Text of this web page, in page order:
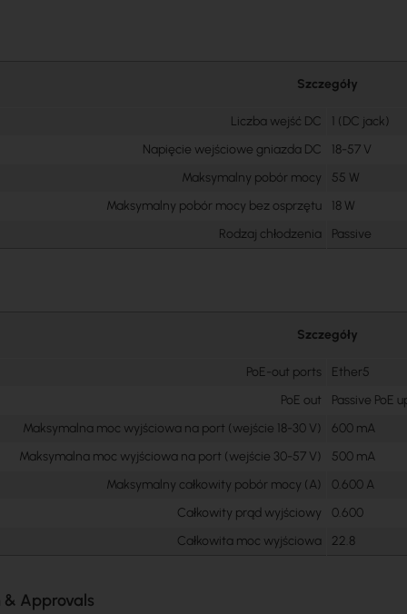
Szczegóły
Liczba wejść DC
1 (DC jack)
Napięcie wejściowe gniazda DC
18-57 V
Maksymalny pobór mocy
55 W
Maksymalny pobór mocy bez osprzętu
18 W
Rodzaj chłodzenia
Passive
Szczegóły
PoE-out ports
Ether5
PoE out
Passive PoE
Maksymalna moc wyjściowa na port (wejście 18-30 V)
600 mA
Maksymalna moc wyjściowa na port (wejście 30-57 V)
500 mA
Maksymalny całkowity pobór mocy (A)
0.600 A
Całkowity prąd wyjściowy
0.600
Całkowita moc wyjściowa
22.8
& Approvals